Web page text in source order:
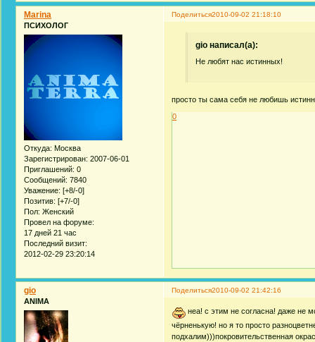
Поделиться2010-09-02 21:18:10
Marina
ПСИХОЛОГ
Откуда: Москва
Зарегистрирован: 2007-06-01
Приглашений: 0
Сообщений: 7840
Уважение: [+8/-0]
Позитив: [+7/-0]
Пол: Женский
Провел на форуме:
17 дней 21 час
Последний визит:
2012-02-29 23:20:14
gio написал(а):
Не любят нас истинных!
просто ты сама себя не любишь
0
Поделиться2010-09-02 21:42:16
gio
ANIMA
неа! с этим не согласна! даже не
чёрненькую! но я то просто
подхалим)))покровительственная